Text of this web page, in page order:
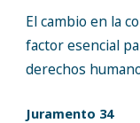
El cambio en la
factor esencial
derechos
Juramento 34